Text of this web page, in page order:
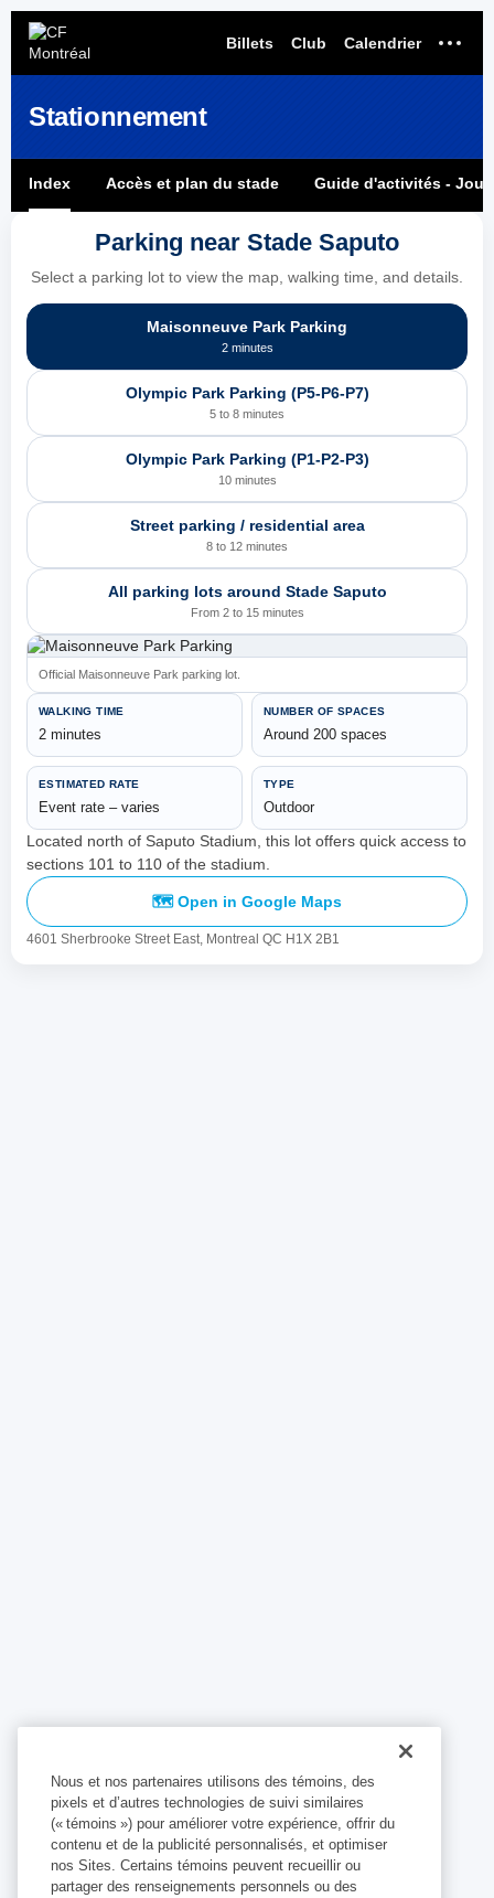
Billets Club Calendrier
Stationnement
Index Accès et plan du stade Guide d'activités - Jour
Parking near Stade Saputo
Select a parking lot to view the map, walking time, and details.
Maisonneuve Park Parking
2 minutes
Olympic Park Parking (P5-P6-P7)
5 to 8 minutes
Olympic Park Parking (P1-P2-P3)
10 minutes
Street parking / residential area
8 to 12 minutes
All parking lots around Stade Saputo
From 2 to 15 minutes
Official Maisonneuve Park parking lot.
WALKING TIME
2 minutes
NUMBER OF SPACES
Around 200 spaces
ESTIMATED RATE
Event rate – varies
TYPE
Outdoor
Located north of Saputo Stadium, this lot offers quick access to
sections 101 to 110 of the stadium.
🗺️ Open in Google Maps
4601 Sherbrooke Street East, Montreal QC H1X 2B1
Nous et nos partenaires utilisons des témoins, des
pixels et d’autres technologies de suivi similaires
(« témoins ») pour améliorer votre expérience, offrir du
contenu et de la publicité personnalisés, et optimiser
nos Sites. Certains témoins peuvent recueillir ou
partager des renseignements personnels ou des